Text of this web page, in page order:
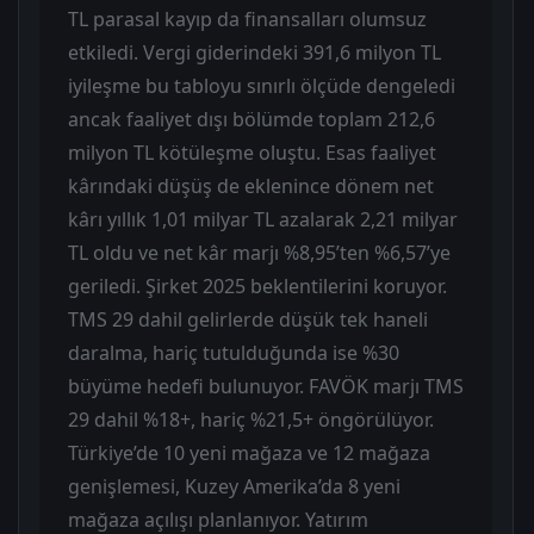
TL parasal kayıp da finansalları olumsuz
etkiledi. Vergi giderindeki 391,6 milyon TL
iyileşme bu tabloyu sınırlı ölçüde dengeledi
ancak faaliyet dışı bölümde toplam 212,6
milyon TL kötüleşme oluştu. Esas faaliyet
kârındaki düşüş de eklenince dönem net
kârı yıllık 1,01 milyar TL azalarak 2,21 milyar
TL oldu ve net kâr marjı %8,95’ten %6,57’ye
geriledi. Şirket 2025 beklentilerini koruyor.
TMS 29 dahil gelirlerde düşük tek haneli
daralma, hariç tutulduğunda ise %30
büyüme hedefi bulunuyor. FAVÖK marjı TMS
29 dahil %18+, hariç %21,5+ öngörülüyor.
Türkiye’de 10 yeni mağaza ve 12 mağaza
genişlemesi, Kuzey Amerika’da 8 yeni
mağaza açılışı planlanıyor. Yatırım